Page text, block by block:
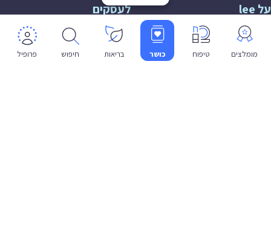
על lee
תמיכה
לעסקים
הצטרפות
תמיכה לעסקים
מומלצים טיפוח כושר בריאות חיפוש פרופיל